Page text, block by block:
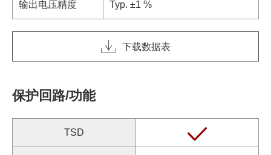
输出电压精度 Typ. ±1 %
下载数据表
保护回路/功能
TSD